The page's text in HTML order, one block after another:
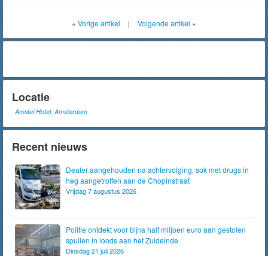
« Vorige artikel | Volgende artikel »
Locatie
Amstel Hotel, Amsterdam
Recent nieuws
Dealer aangehouden na achtervolging, sok met drugs in
heg aangetroffen aan de Chopinstraat
Vrijdag 7 augustus 2026
Politie ontdekt voor bijna half miljoen euro aan gestolen
spullen in loods aan het Zuideinde
Dinsdag 21 juli 2026